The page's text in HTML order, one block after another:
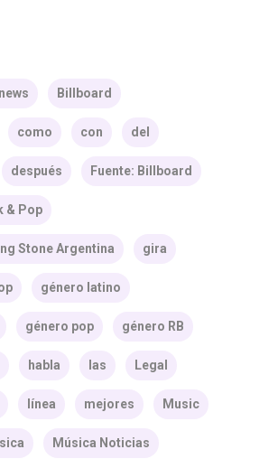
Billboard
como con del
después Fuente: Billboard
& Pop
Stone Argentina gira
género latino
género pop género RB
habla las Legal
línea mejores Music
Música Noticias